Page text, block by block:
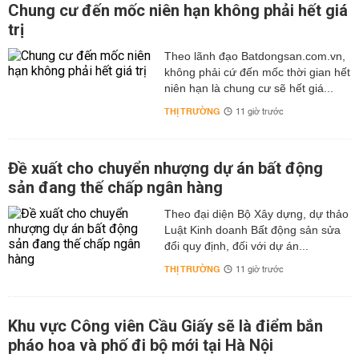
Chung cư đến mốc niên hạn không phải hết giá
trị
Theo lãnh đạo Batdongsan.com.vn,
không phải cứ đến mốc thời gian hết
niên hạn là chung cư sẽ hết giá...
THỊ TRƯỜNG 11 giờ trước
Đề xuất cho chuyển nhượng dự án bất động
sản đang thế chấp ngân hàng
Theo đại diện Bộ Xây dựng, dự thảo
Luật Kinh doanh Bất động sản sửa
đổi quy định, đối với dự án...
THỊ TRƯỜNG 11 giờ trước
Khu vực Công viên Cầu Giấy sẽ là điểm bắn
pháo hoa và phố đi bộ mới tại Hà Nội